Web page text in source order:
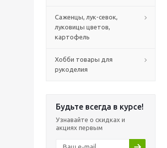
Саженцы, лук-севок,
луковицы цветов,
картофель
Хобби товары для
рукоделия
Будьте всегда в курсе!
Узнавайте о скидках и
акциях первым